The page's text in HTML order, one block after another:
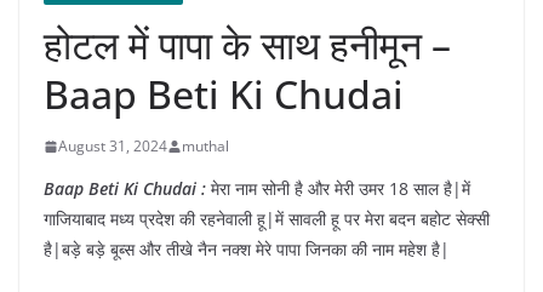
होटल में पापा के साथ हनीमून –
Baap Beti Ki Chudai
August 31, 2024 muthal
Baap Beti Ki Chudai : मेरा नाम सोनी है और मेरी उमर 18 साल है|में
गाजियाबाद मध्य प्रदेश की रहनेवाली हू|में सावली हू पर मेरा बदन बहोट सेक्सी
है|बड़े बड़े बूब्स और तीखे नैन नक्श मेरे पापा जिनका की नाम महेश है|